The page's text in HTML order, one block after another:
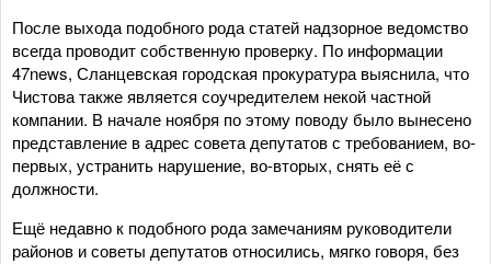
После выхода подобного рода статей надзорное ведомство
всегда проводит собственную проверку. По информации
47news, Сланцевская городская прокуратура выяснила, что
Чистова также является соучредителем некой частной
компании. В начале ноября по этому поводу было вынесено
представление в адрес совета депутатов с требованием, во-
первых, устранить нарушение, во-вторых, снять её с
должности.
Ещё недавно к подобного рода замечаниям руководители
районов и советы депутатов относились, мягко говоря, без